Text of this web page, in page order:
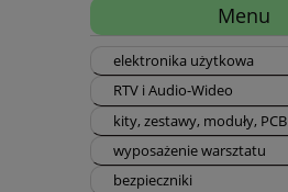
Menu
elektronika użytkowa
RTV i Audio-Wideo
kity, zestawy, moduły, PCB
wyposażenie warsztatu
bezpieczniki